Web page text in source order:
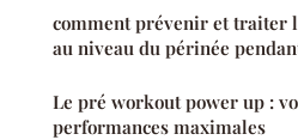
comment prévenir et traiter
au niveau du périnée
Le pré workout power up :
performances maximales